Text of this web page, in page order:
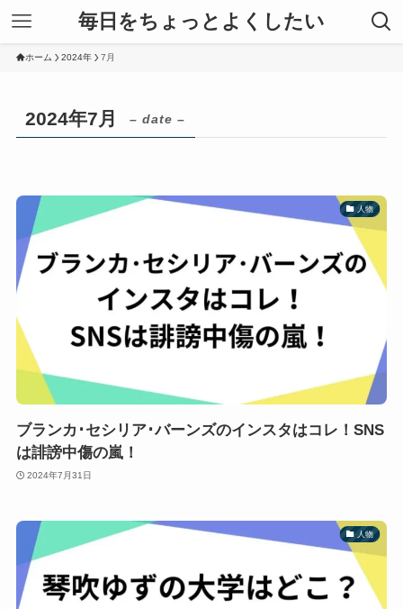
毎日をちょっとよくしたい
ホーム 2024年 7月
2024年7月 – date –
人物
ブランカ･セシリア･バーンズのインスタはコレ！SNS
は誹謗中傷の嵐！
2024年7月31日
人物